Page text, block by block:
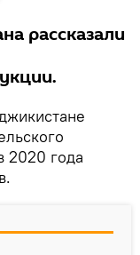
рассказали
2020 года